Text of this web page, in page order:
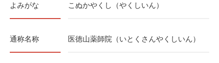
よみがな こぬかやくし（やくしいん）
通称名称 医徳山薬師院（いとくさんやくしいん）